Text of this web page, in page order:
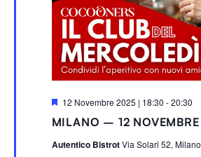
MILANO – 12 NOVEMBRE
S
g
a
12 Novembre 2025 | 18:30 -20:30
Autentico BistrotVia Solari 52, Milano